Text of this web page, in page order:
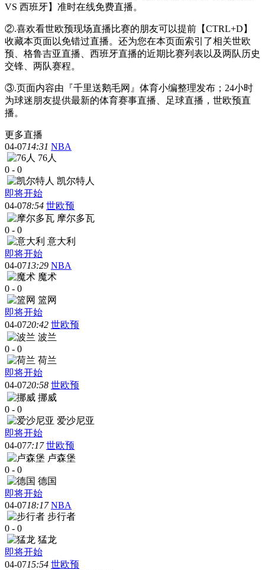
VS 西班牙】准时在线免费直播。
②.喜欢看世欧预现场直播比赛的朋友可以提前【CTRL+D】
收藏本页面以免错过直播。还为您在本页面索引了相关世欧
预、格鲁吉亚直播、西班牙直播的近期比赛列表以及两队历史
交锋、两队赛程。
③.页面内容由『千里送鹅毛网』体育小编整理发布；24小时
为球迷朋友提供最新的体育赛事直播、足球直播，世欧预直
播。
更多直播
04-0714:31 NBA
76人
0 - 0
凯尔特人
即将开始
04-078:54 世欧预
摩尔多瓦
0 - 0
意大利
即将开始
04-0713:29 NBA
魔术
0 - 0
篮网
即将开始
04-0720:42 世欧预
波兰
0 - 0
荷兰
即将开始
04-0720:58 世欧预
挪威
0 - 0
爱沙尼亚
即将开始
04-077:17 世欧预
卢森堡
0 - 0
德国
即将开始
04-0718:17 NBA
步行者
0 - 0
猛龙
即将开始
04-0715:54 世欧预